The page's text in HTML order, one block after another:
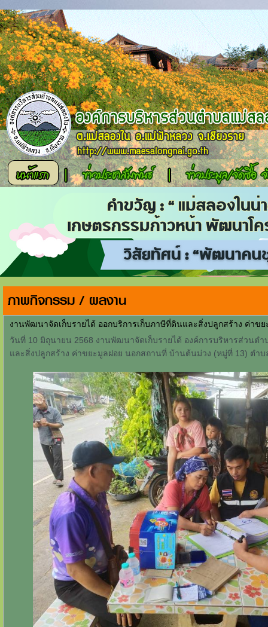
ภาพกิจกรรม / ผลงาน
งานพัฒนาจัดเก็บรายได้ ออกบริการเก็บภาษีที่ดินและสิ่งปลูกสร้าง ค่าข
วันที่ 10 มิถุนายน 2568 งานพัฒนาจัดเก็บรายได้ องค์การบริหารส่วนต
และสิ่งปลูกสร้าง ค่าขยะมูลฝอย นอกสถานที่ บ้านต้นม่วง (หมู่ที่ 13) ตำ